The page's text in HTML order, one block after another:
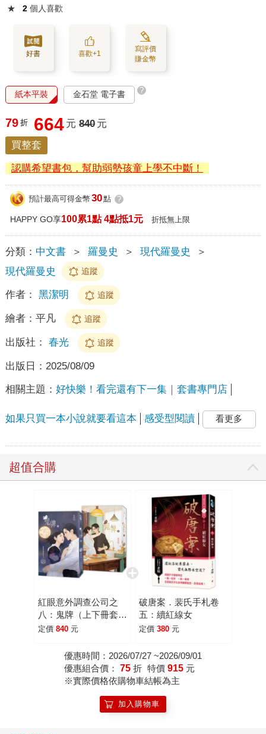
★ 2 個人喜歡
好書 喜歡+1
寫評價
賺金幣
紙本平裝 金石堂 電子書 ?
79 折 664 元 840 元
買整套
認購希望書包，幫助弱勢孩童上學不中斷！
預計最高可得金幣 30點 ?
HAPPY GO享100累1點 4點抵1元 折抵無上限
分類： 中文書 ＞ 羅曼史 ＞ 現代羅曼史
＞
現代羅曼史
追蹤
作者： 黑潔明 追蹤
繪者： 平凡 追蹤
出版社： 春光 追蹤
出版日： 2025/08/09
相關主題： 好快樂！看完還有下一集｜套書專門店
如果只買一本小說就要看這本 感受型閱讀 看更多
超值合購
紅眼意外調查公司之
八：鬼牌（上下冊套
書-平凡老師繪製大書
定價 840 元
破唐案．裴氏手札卷
五：續紅線女
定價 380 元
優惠時間：2026/07/27 ~2026/09/01
優惠組合價： 75 折 特價 915 元
※實際價格依購物車結帳為主
加入購物車